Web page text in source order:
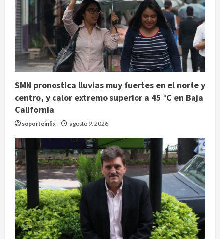
SMN pronostica lluvias muy fuertes en el norte y
centro, y calor extremo superior a 45 °C en Baja
California
soporteinfix agosto 9, 2026